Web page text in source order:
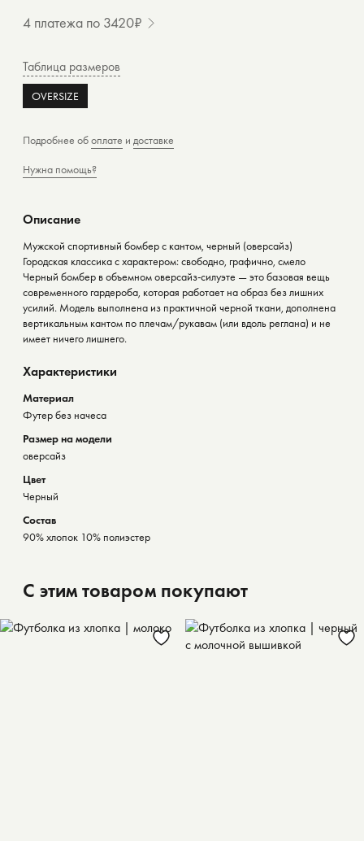
4 платежа по 3420₽
Таблица размеров
OVERSIZE
Подробнее обоплате и доставке
Нужна помощь?
Описание
Мужской спортивный бомбер с кантом, черный (оверсайз)
Городская классика с характером: свободно, графично, смело
Черный бомбер в объемном оверсайз-силуэте — это базовая вещь
современного гардероба, которая работает на образ без лишних
усилий. Модель выполнена из практичной черной ткани, дополнена
вертикальным кантом по плечам/рукавам (или вдоль реглана) и не
имеет ничего лишнего.
Характеристики
Материал
Футер без начеса
Размер на модели
оверсайз
Цвет
Черный
Состав
90% хлопок 10% полиэстер
С этим товаром покупают